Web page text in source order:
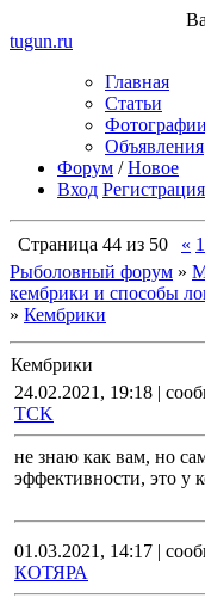
tugun.ru
Главная
Статьи
Фотографии
Объявления
Форум /Новое
Вход Регистрация
Страница 44 из 50 « 1
Рыболовный форум »
кембрики и способы
» Кембрики
Кембрики
24.02.2021, 19:18 |
TCK
не знаю как вам, но
эффективности, это у
01.03.2021, 14:17 |
КОТЯРА